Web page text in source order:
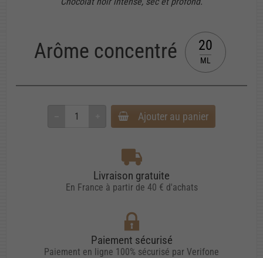
Arôme concentré 20
ML
Ajouter au panier
Livraison gratuite
En France à partir de 40 € d'achats
Paiement sécurisé
Paiement en ligne 100% sécurisé par Verifone